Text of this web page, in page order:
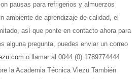
pausas para refrigerios y almuerzos
ambiente de aprendizaje de calidad, el
así que ponte en contacto ahora para
alguna pregunta, puedes enviar un correo
o llamar al 0044 (0) 1789774444
la Academia Técnica Viezu También